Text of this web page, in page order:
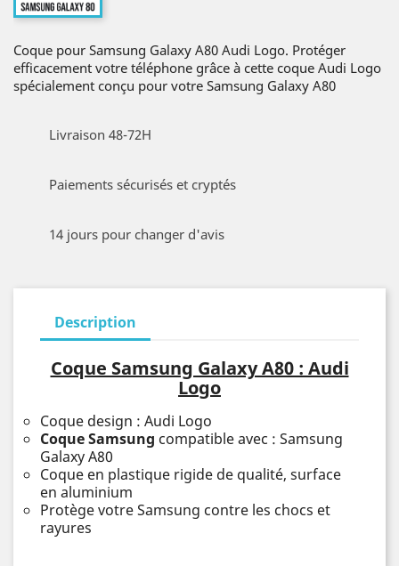
Coque pour Samsung Galaxy A80 Audi Logo. Protéger
efficacement votre téléphone grâce à cette coque Audi Logo
spécialement conçu pour votre Samsung Galaxy A80
Livraison 48-72H
Paiements sécurisés et cryptés
14 jours pour changer d'avis
Description
Coque Samsung Galaxy A80 : Audi
Logo
Coque design : Audi Logo
Coque Samsung compatible avec : Samsung
Galaxy A80
Coque en plastique rigide de qualité, surface
en aluminium
Protège votre Samsung contre les chocs et
rayures